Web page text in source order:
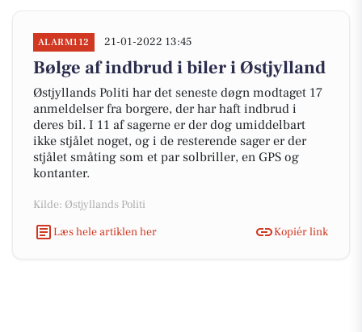
ALARM112 21-01-2022 13:45
Bølge af indbrud i biler i Østjylland
Østjyllands Politi har det seneste døgn modtaget 17
anmeldelser fra borgere, der har haft indbrud i
deres bil. I 11 af sagerne er der dog umiddelbart
ikke stjålet noget, og i de resterende sager er der
stjålet småting som et par solbriller, en GPS og
kontanter.
Kilde: Østjyllands Politi
Læs hele artiklen her
Kopiér link